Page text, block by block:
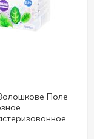
Поле